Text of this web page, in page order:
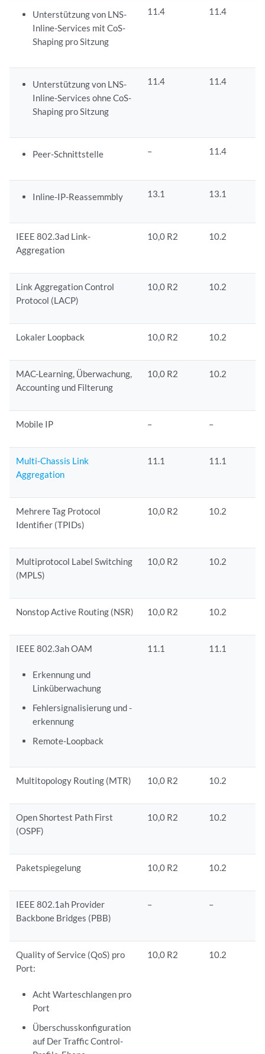
Unterstützung von LNS-
Inline-Services mit CoS-
Shaping pro Sitzung
11.4 11.4
Unterstützung von LNS-
Inline-Services ohne CoS-
Shaping pro Sitzung
11.4 11.4
Peer-Schnittstelle – 11.4
Inline-IP-Reassemmbly 13.1 13.1
IEEE 802.3ad Link-
Aggregation
10,0 R2 10.2
Link Aggregation Control
Protocol (LACP)
10,0 R2 10.2
Lokaler Loopback 10,0 R2 10.2
MAC-Learning, Überwachung,
Accounting und Filterung
10,0 R2 10.2
Mobile IP – –
Multi-Chassis Link
Aggregation
11.1 11.1
Mehrere Tag Protocol
Identifier (TPIDs)
10,0 R2 10.2
Multiprotocol Label Switching
(MPLS)
10,0 R2 10.2
Nonstop Active Routing (NSR) 10,0 R2 10.2
IEEE 802.3ah OAM
Erkennung und
Linküberwachung
Fehlersignalisierung und -
erkennung
Remote-Loopback
11.1 11.1
Multitopology Routing (MTR) 10,0 R2 10.2
Open Shortest Path First
(OSPF)
10,0 R2 10.2
Paketspiegelung 10,0 R2 10.2
IEEE 802.1ah Provider
Backbone Bridges (PBB)
– –
Quality of Service (QoS) pro
Port:
Acht Warteschlangen pro
Port
Überschusskonfiguration
auf Der Traffic Control-
10,0 R2 10.2